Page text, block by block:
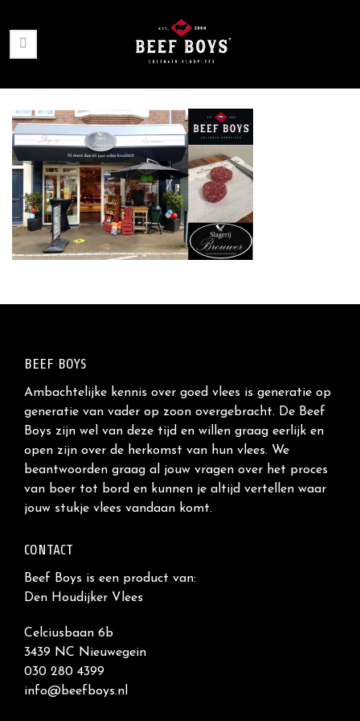
BEEF BOYS
Ambachtelijke kennis over goed vlees is generatie op
generatie van vader op zoon overgebracht. De Beef
Boys zijn wel van deze tijd en willen graag eerlijk en
open zijn over de herkomst van hun vlees. We
beantwoorden graag al jouw vragen over het proces
van boer tot bord en kunnen je altijd vertellen waar
jouw stukje vlees vandaan komt.
CONTACT
Beef Boys is een product van:
Den Houdijker Vlees
Celciusbaan 6b
3439 NC Nieuwegein
030 280 4399
info@beefboys.nl